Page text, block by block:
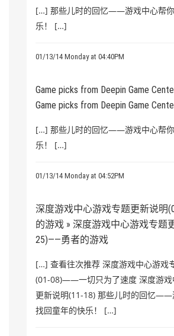
[…] 那些儿时的回忆——游戏中心帮
乐！ […]
01/13/14 Monday at 04:40PM
Game picks from Deepin Game
Game picks from Deepin Game
[…] 那些儿时的回忆——游戏中心帮
乐！ […]
01/13/14 Monday at 04:52PM
深度游戏中心游戏专题更新说明
的游戏 » 深度游戏中心游戏专题
25)——勇者的游戏
[…] 查看往次推荐 深度游戏中心游戏
(01-08)——一切只为了速度 深度游戏
更新说明(11-18) 那些儿时的回忆——
找回童年的快乐！ […]